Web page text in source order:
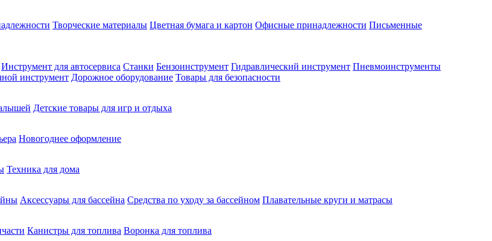
Творческие материалы Цветная бумага и картон Офисные принадлежности Письменные
Инструмент для автосервиса Станки Бензоинструмент Гидравлический инструмент Пневмоинструменты
инструмент Дорожное оборудование Товары для безопасности
Детские товары для игр и отдыха
Новогоднее оформление
Техника для дома
Аксессуары для бассейна Средства по уходу за бассейном Плавательные круги и матрасы
Канистры для топлива Воронка для топлива